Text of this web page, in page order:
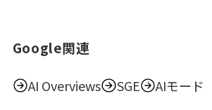
Google関連
AI Overviews SGE AIモード